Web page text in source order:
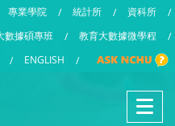
專業學院 / 統計所 / 資科所
/
數據碩專班 / 教育大數據微學程
/
/ ENGLISH /